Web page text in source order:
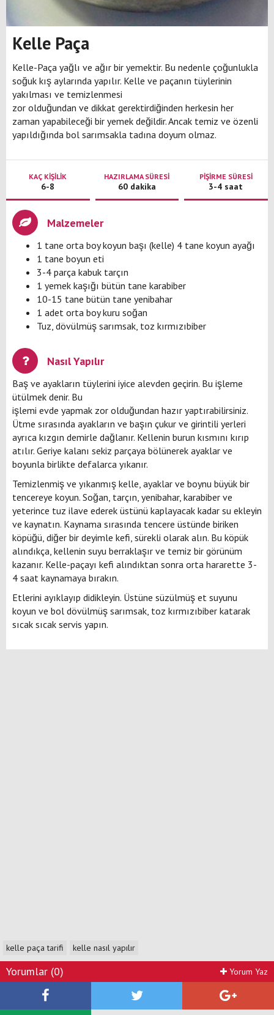
Kelle Paça
Kelle-Paça yağlı ve ağır bir yemektir. Bu nedenle çoğunlukla
soğuk kış aylarında yapılır. Kelle ve paçanın tüylerinin
yakılması ve temizlenmesi
zor olduğundan ve dikkat gerektirdiğinden herkesin her
zaman yapabileceği bir yemek değildir. Ancak temiz ve özenli
yapıldığında bol sarımsakla tadına doyum olmaz.
KAÇ KİŞİLİK
6-8
HAZIRLAMA SÜRESİ
60 dakika
PİŞİRME SÜRESİ
3-4 saat
Malzemeler
1 tane orta boy koyun başı (kelle) 4 tane koyun ayağı
1 tane boyun eti
3-4 parça kabuk tarçın
1 yemek kaşığı bütün tane karabiber
10-15 tane bütün tane yenibahar
1 adet orta boy kuru soğan
Tuz, dövülmüş sarımsak, toz kırmızıbiber
Nasıl Yapılır
Baş ve ayakların tüylerini iyice alevden geçirin. Bu işleme
ütülmek denir. Bu
işlemi evde yapmak zor olduğundan hazır yaptırabilirsiniz.
Ütme sırasında ayakların ve başın çukur ve girintili yerleri
ayrıca kızgın demirle dağlanır. Kellenin burun kısmını kırıp
atılır. Geriye kalanı sekiz parçaya bölünerek ayaklar ve
boyunla birlikte defalarca yıkanır.
Temizlenmiş ve yıkanmış kelle, ayaklar ve boynu büyük bir
tencereye koyun. Soğan, tarçın, yenibahar, karabiber ve
yeterince tuz ilave ederek üstünü kaplayacak kadar su ekleyin
ve kaynatın. Kaynama sırasında tencere üstünde biriken
köpüğü, diğer bir deyimle kefi, sürekli olarak alın. Bu köpük
alındıkça, kellenin suyu berraklaşır ve temiz bir görünüm
kazanır. Kelle-paçayı kefi alındıktan sonra orta hararette 3-
4 saat kaynamaya bırakın.
Etlerini ayıklayıp didikleyin. Üstüne süzülmüş et suyunu
koyun ve bol dövülmüş sarımsak, toz kırmızıbiber katarak
sıcak sıcak servis yapın.
kelle paça tarifi kelle nasıl yapılır
Yorumlar (0) Yorum Yaz